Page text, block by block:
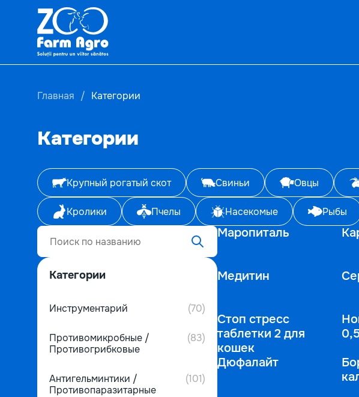
Главная Категории
Категории
Крупный рогатый скот Свиньи Овцы
Кролики Пчелы Насекомые Рыбы
Категории
Инструментарий (70)
Противомикробные /
Противогрибковые
(83)
Антигельминтики /
Противопаразитарные
(101)
Маропиталь
Медитин
Стоп стресс
таблетки 2 для
кошек
Дюфалайт